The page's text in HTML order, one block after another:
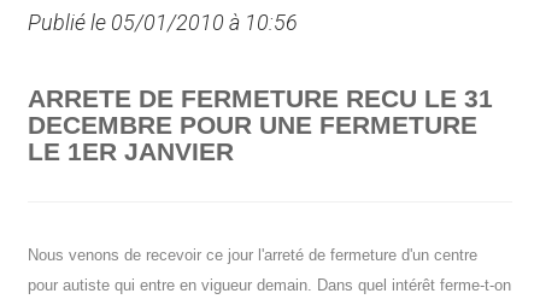
Publié le 05/01/2010 à 10:56
ARRETE DE FERMETURE RECU LE 31
DECEMBRE POUR UNE FERMETURE
LE 1ER JANVIER
Nous venons de recevoir ce jour l'arreté de fermeture d'un centre
pour autiste qui entre en vigueur demain. Dans quel intérêt ferme-t-on